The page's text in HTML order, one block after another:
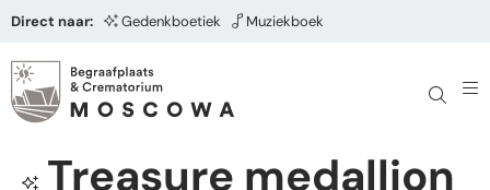
Direct naar: Gedenkboetiek Muziekboek
Treasure medallion